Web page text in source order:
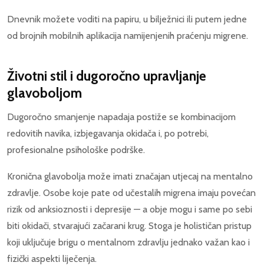
Dnevnik možete voditi na papiru, u bilježnici ili putem jedne
od brojnih mobilnih aplikacija namijenjenih praćenju migrene.
Životni stil i dugoročno upravljanje
glavoboljom
Dugoročno smanjenje napadaja postiže se kombinacijom
redovitih navika, izbjegavanja okidača i, po potrebi,
profesionalne psihološke podrške.
Kronična glavobolja može imati značajan utjecaj na mentalno
zdravlje. Osobe koje pate od učestalih migrena imaju povećan
rizik od anksioznosti i depresije — a obje mogu i same po sebi
biti okidači, stvarajući začarani krug. Stoga je holističan pristup
koji uključuje brigu o mentalnom zdravlju jednako važan kao i
fizički aspekti liječenja.